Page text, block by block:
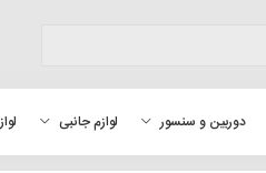
دوربین و سنسور لوازم جانبی